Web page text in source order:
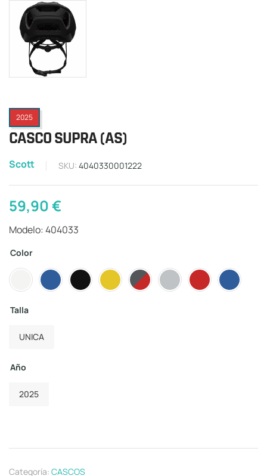
2025
CASCO SUPRA (AS)
Scott SKU: 4040330001222
59,90€
Modelo: 404033
Color
Talla
UNICA
Año
2025
Categoría: CASCOS